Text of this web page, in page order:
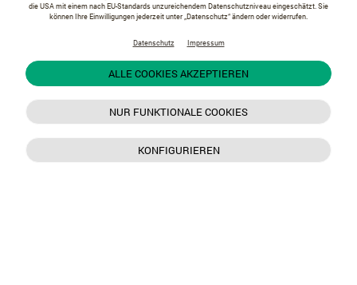
die USA mit einem nach EU-Standards unzureichendem Datenschutzniveau eingeschätzt. Sie
können Ihre Einwilligungen jederzeit unter „Datenschutz“ ändern oder widerrufen.
Datenschutz Impressum
ALLE COOKIES AKZEPTIEREN
NUR FUNKTIONALE COOKIES
KONFIGURIEREN